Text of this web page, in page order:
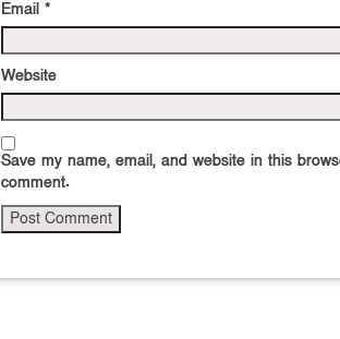
Email *
Website
Save my name, email, and website in this
comment.